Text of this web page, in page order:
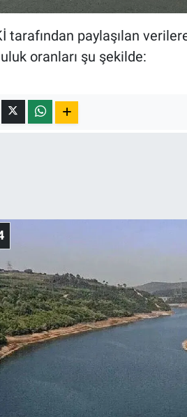
tarafından paylaşılan
oranları şu şekilde: